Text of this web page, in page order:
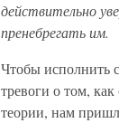
действительно
пренебрегать им.
Чтобы исполнить
тревоги о том,
теории, нам